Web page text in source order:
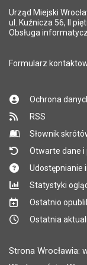
*
Pole wymagane
Urząd Miejski
ul. Kuźnicza 56, II
Obsługa
Formularz
Ochrona
RSS
Słownik
Otwarte dane
Udostępnianie
Statystyki
Ostatnio
Ostatnia
Strona Wrocławia: